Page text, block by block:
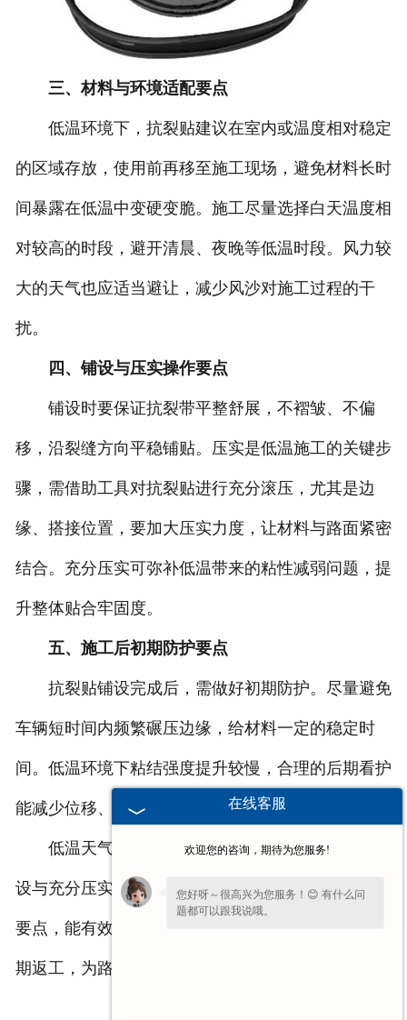
三、材料与环境适配要点
低温环境下，抗裂贴建议在室内或温度相对稳定
的区域存放，使用前再移至施工现场，避免材料长时
间暴露在低温中变硬变脆。施工尽量选择白天温度相
对较高的时段，避开清晨、夜晚等低温时段。风力较
大的天气也应适当避让，减少风沙对施工过程的干
扰。
四、铺设与压实操作要点
铺设时要保证抗裂带平整舒展，不褶皱、不偏
移，沿裂缝方向平稳铺贴。压实是低温施工的关键步
骤，需借助工具对抗裂贴进行充分滚压，尤其是边
缘、搭接位置，要加大压实力度，让材料与路面紧密
结合。充分压实可弥补低温带来的粘性减弱问题，提
升整体贴合牢固度。
五、施工后初期防护要点
抗裂贴铺设完成后，需做好初期防护。尽量避免
车辆短时间内频繁碾压边缘，给材料一定的稳定时
间。低温环境下粘结强度提升较慢，合理的后期看护
能减少位移、翘边现象，让防护效果更稳定。
低温天气只要做好路面清理、材料适配、规范铺
设与充分压实，抗裂贴即可正常施工应用。掌握以上
要点，能有效提升低温环境下道路养护质量，减少后
期返工，为路面提供持续稳定的防护。
在线客服
欢迎您的咨询，期待为您服务!
您好呀～很高兴为您服务！😊 有什么问
题都可以跟我说哦。